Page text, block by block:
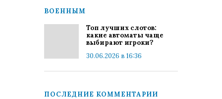
ВОЕННЫМ
Топ лучших слотов:
какие автоматы чаще
выбирают игроки?
30.06.2026 в 16:36
ПОСЛЕДНИЕ КОММЕНТАРИИ